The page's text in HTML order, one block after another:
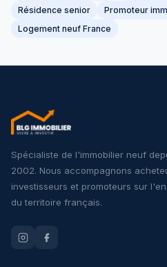
Résidence senior
Promoteur
Logement neuf France
Spécialiste de l'immobilier neuf
2002. Nous accompagnons
investisseurs et promoteurs sur
du territoire français.